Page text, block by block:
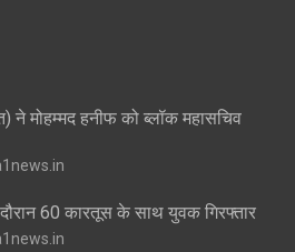
ने मोहम्मद हनीफ को ब्लॉक महासचिव
60 कारतूस के साथ युवक गिरफ्तार